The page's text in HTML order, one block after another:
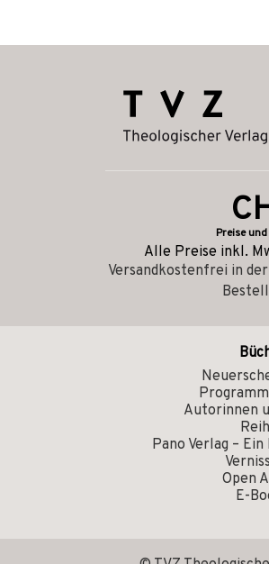
Preise
Alle Preise inkl.
Versandkostenfrei in
Autorinnen
Pano Verlag –
Open
E-